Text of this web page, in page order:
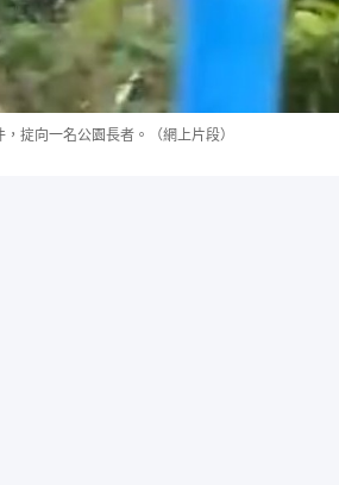
掟向一名公園長者。（網上片段）